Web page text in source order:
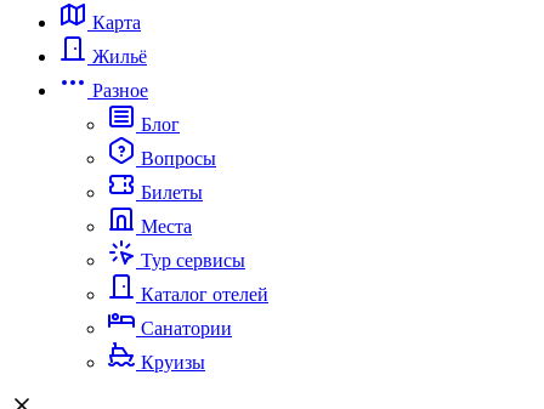
Карта
Жильё
Разное
Блог
Вопросы
Билеты
Места
Тур сервисы
Каталог отелей
Санатории
Круизы